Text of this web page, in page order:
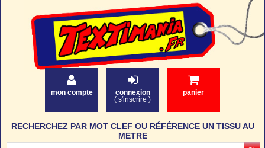
mon compte
connexion
( s'inscrire )
panier
RECHERCHEZ PAR MOT CLEF OU RÉFÉRENCE UN TISSU AU
METRE